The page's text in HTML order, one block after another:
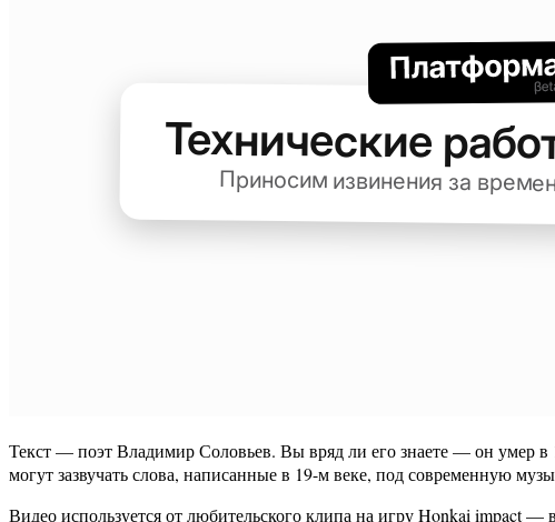
Текст — поэт Владимир Соловьев. Вы вряд ли его знаете — он умер
могут зазвучать слова, написанные в 19-м веке, под современную
Видео используется от любительского клипа на игру Honkai impact